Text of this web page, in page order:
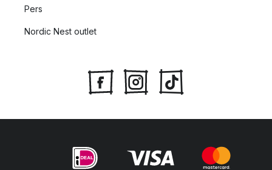
Pers
Nordic Nest outlet